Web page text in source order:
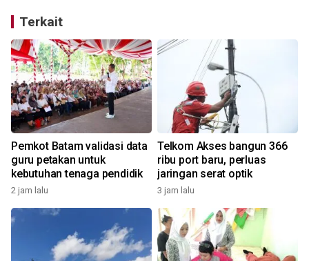
Terkait
Pemkot Batam validasi data
guru petakan untuk
kebutuhan tenaga pendidik
2 jam lalu
Telkom Akses bangun 366
ribu port baru, perluas
jaringan serat optik
3 jam lalu